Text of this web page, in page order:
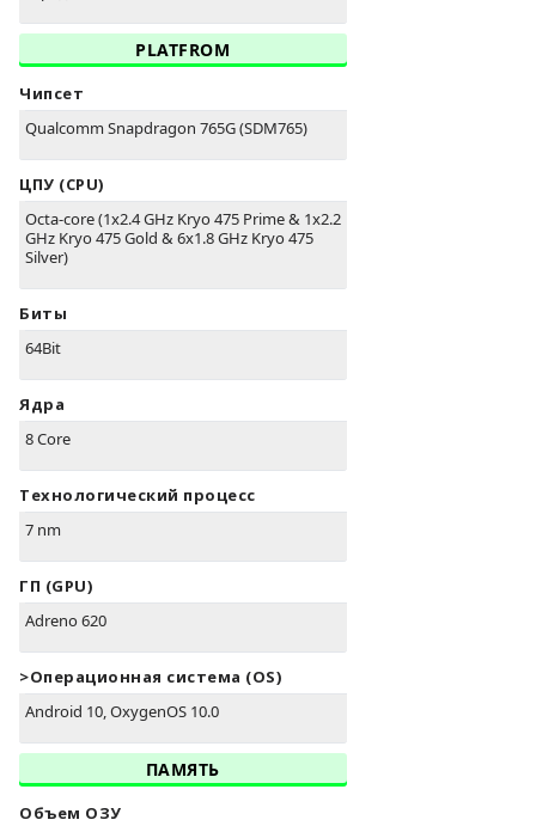
PLATFROM
Чипсет
Qualcomm Snapdragon 765G (SDM765)
ЦПУ (CPU)
Octa-core (1x2.4 GHz Kryo 475 Prime & 1x2.2
GHz Kryo 475 Gold & 6x1.8 GHz Kryo 475
Silver)
Биты
64Bit
Ядра
8 Core
Технологический процесс
7 nm
ГП (GPU)
Adreno 620
>Oперационная система (OS)
Android 10, OxygenOS 10.0
ПАМЯТЬ
Объем ОЗУ